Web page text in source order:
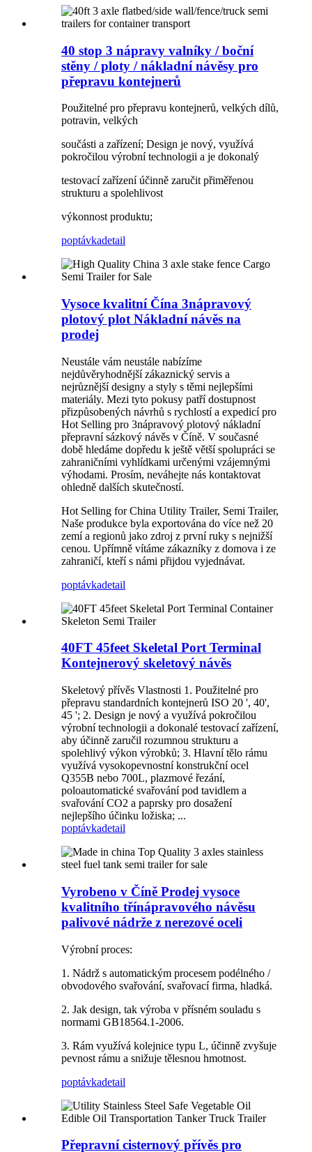
40 stop 3 nápravy valníky / boční
stěny / ploty / nákladní návěsy pro
přepravu kontejnerů
Použitelné pro přepravu kontejnerů, velkých dílů,
potravin, velkých
součásti a zařízení; Design je nový, využívá
pokročilou výrobní technologii a je dokonalý
testovací zařízení účinně zaručit přiměřenou
strukturu a spolehlivost
výkonnost produktu;
poptávkadetail
Vysoce kvalitní Čína 3nápravový
plotový plot Nákladní návěs na
prodej
Neustále vám neustále nabízíme
nejdůvěryhodnější zákaznický servis a
nejrůznější designy a styly s těmi nejlepšími
materiály. Mezi tyto pokusy patří dostupnost
přizpůsobených návrhů s rychlostí a expedicí pro
Hot Selling pro 3nápravový plotový nákladní
přepravní sázkový návěs v Číně. V současné
době hledáme dopředu k ještě větší spolupráci se
zahraničními vyhlídkami určenými vzájemnými
výhodami. Prosím, neváhejte nás kontaktovat
ohledně dalších skutečností.
Hot Selling for China Utility Trailer, Semi Trailer,
Naše produkce byla exportována do více než 20
zemí a regionů jako zdroj z první ruky s nejnižší
cenou. Upřímně vítáme zákazníky z domova i ze
zahraničí, kteří s námi přijdou vyjednávat.
poptávkadetail
40FT 45feet Skeletal Port Terminal
Kontejnerový skeletový návěs
Skeletový přívěs Vlastnosti 1. Použitelné pro
přepravu standardních kontejnerů ISO 20 ', 40',
45 '; 2. Design je nový a využívá pokročilou
výrobní technologii a dokonalé testovací zařízení,
aby účinně zaručil rozumnou strukturu a
spolehlivý výkon výrobků; 3. Hlavní tělo rámu
využívá vysokopevnostní konstrukční ocel
Q355B nebo 700L, plazmové řezání,
poloautomatické svařování pod tavidlem a
svařování CO2 a paprsky pro dosažení
nejlepšího účinku ložiska; ...
poptávkadetail
Vyrobeno v Číně Prodej vysoce
kvalitního třínápravového návěsu
palivové nádrže z nerezové oceli
Výrobní proces:
1. Nádrž s automatickým procesem podélného /
obvodového svařování, svařovací firma, hladká.
2. Jak design, tak výroba v přísném souladu s
normami GB18564.1-2006.
3. Rám využívá kolejnice typu L, účinně zvyšuje
pevnost rámu a snižuje tělesnou hmotnost.
poptávkadetail
Přepravní cisternový přívěs pro